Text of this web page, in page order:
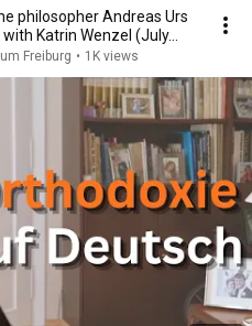
philosopher Andreas Urs
Katrin Wenzel (July...
Freiburg • 1K views